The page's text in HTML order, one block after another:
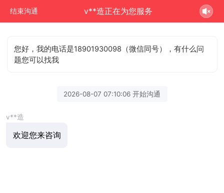
结束沟通 v**造正在为您服务
您好，我的电话是18901930098（微信同号），有什么问
题您可以找我
2026-08-07 07:10:06 开始沟通
v**造
欢迎您来咨询